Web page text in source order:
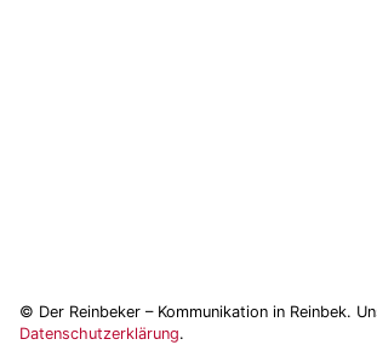
© Der Reinbeker – Kommunikation in Reinbek.
Datenschutzerklärung.